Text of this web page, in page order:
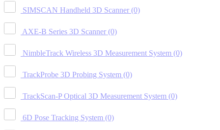
SIMSCAN Handheld 3D Scanner (0)
AXE-B Series 3D Scanner (0)
NimbleTrack Wireless 3D Measurement System (0)
TrackProbe 3D Probing System (0)
TrackScan-P Optical 3D Measurement System (0)
6D Pose Tracking System (0)